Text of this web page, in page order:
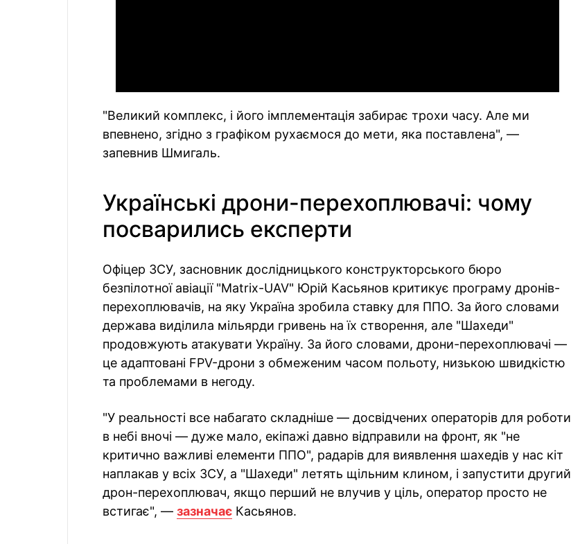
"Великий комплекс, і його імплементація забирає трохи часу. Але ми
впевнено, згідно з графіком рухаємося до мети, яка поставлена", —
запевнив Шмигаль.
Українські дрони-перехоплювачі: чому
посварились експерти
Офіцер ЗСУ, засновник дослідницького конструкторського бюро
безпілотної авіації "Matrix-UAV" Юрій Касьянов критикує програму дронів-
перехоплювачів, на яку Україна зробила ставку для ППО. За його словами
держава виділила мільярди гривень на їх створення, але "Шахеди"
продовжують атакувати Україну. За його словами, дрони-перехоплювачі —
це адаптовані FPV-дрони з обмеженим часом польоту, низькою швидкістю
та проблемами в негоду.
"У реальності все набагато складніше — досвідчених операторів для роботи
в небі вночі — дуже мало, екіпажі давно відправили на фронт, як "не
критично важливі елементи ППО", радарів для виявлення шахедів у нас кіт
наплакав у всіх ЗСУ, а "Шахеди" летять щільним клином, і запустити другий
дрон-перехоплювач, якщо перший не влучив у ціль, оператор просто не
встигає", — зазначає Касьянов.